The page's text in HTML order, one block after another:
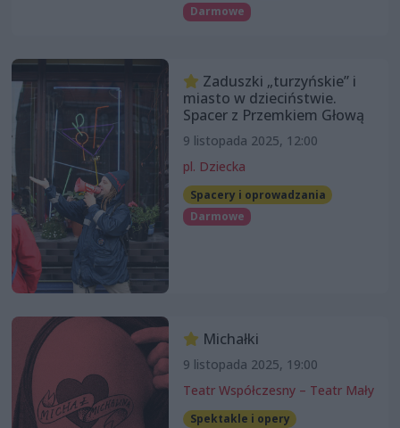
Darmowe
Zaduszki „turzyńskie” i
miasto w dzieciństwie.
Spacer z Przemkiem Głową
9 listopada 2025, 12:00
pl. Dziecka
Spacery i oprowadzania
Darmowe
Michałki
9 listopada 2025, 19:00
Teatr Współczesny – Teatr Mały
Spektakle i opery